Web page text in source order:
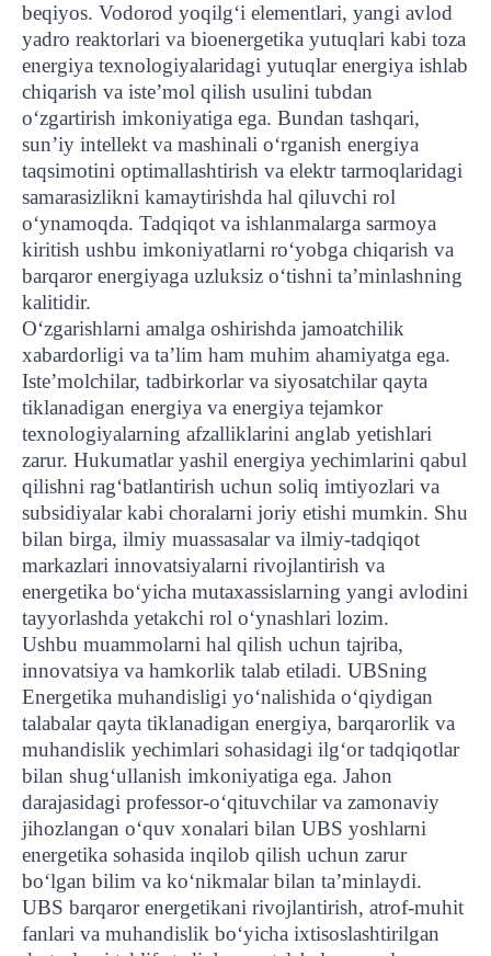
beqiyos. Vodorod yoqilg‘i elementlari, yangi avlod
yadro reaktorlari va bioenergetika yutuqlari kabi toza
energiya texnologiyalaridagi yutuqlar energiya ishlab
chiqarish va iste’mol qilish usulini tubdan
o‘zgartirish imkoniyatiga ega. Bundan tashqari,
sun’iy intellekt va mashinali o‘rganish energiya
taqsimotini optimallashtirish va elektr tarmoqlaridagi
samarasizlikni kamaytirishda hal qiluvchi rol
o‘ynamoqda. Tadqiqot va ishlanmalarga sarmoya
kiritish ushbu imkoniyatlarni ro‘yobga chiqarish va
barqaror energiyaga uzluksiz o‘tishni ta’minlashning
kalitidir.
O‘zgarishlarni amalga oshirishda jamoatchilik
xabardorligi va ta’lim ham muhim ahamiyatga ega.
Iste’molchilar, tadbirkorlar va siyosatchilar qayta
tiklanadigan energiya va energiya tejamkor
texnologiyalarning afzalliklarini anglab yetishlari
zarur. Hukumatlar yashil energiya yechimlarini qabul
qilishni rag‘batlantirish uchun soliq imtiyozlari va
subsidiyalar kabi choralarni joriy etishi mumkin. Shu
bilan birga, ilmiy muassasalar va ilmiy-tadqiqot
markazlari innovatsiyalarni rivojlantirish va
energetika bo‘yicha mutaxassislarning yangi avlodini
tayyorlashda yetakchi rol o‘ynashlari lozim.
Ushbu muammolarni hal qilish uchun tajriba,
innovatsiya va hamkorlik talab etiladi. UBSning
Energetika muhandisligi yo‘nalishida o‘qiydigan
talabalar qayta tiklanadigan energiya, barqarorlik va
muhandislik yechimlari sohasidagi ilg‘or tadqiqotlar
bilan shug‘ullanish imkoniyatiga ega. Jahon
darajasidagi professor-o‘qituvchilar va zamonaviy
jihozlangan o‘quv xonalari bilan UBS yoshlarni
energetika sohasida inqilob qilish uchun zarur
bo‘lgan bilim va ko‘nikmalar bilan ta’minlaydi.
UBS barqaror energetikani rivojlantirish, atrof-muhit
fanlari va muhandislik bo‘yicha ixtisoslashtirilgan